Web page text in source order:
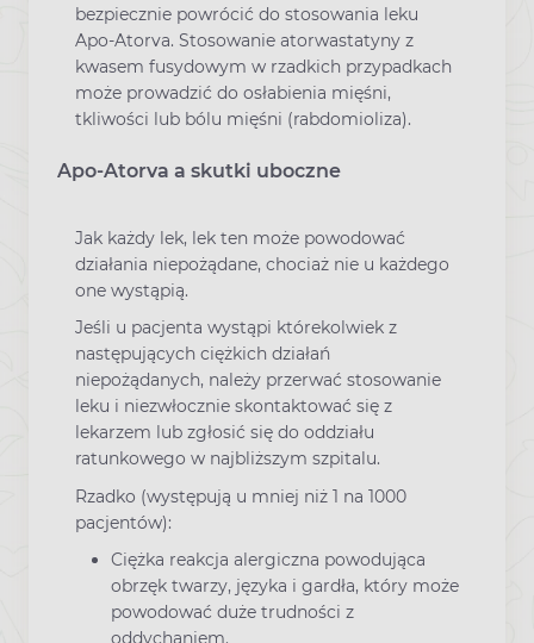
bezpiecznie powrócić do stosowania leku
Apo-Atorva. Stosowanie atorwastatyny z
kwasem fusydowym w rzadkich przypadkach
może prowadzić do osłabienia mięśni,
tkliwości lub bólu mięśni (rabdomioliza).
Apo-Atorva a skutki uboczne
Jak każdy lek, lek ten może powodować
działania niepożądane, chociaż nie u każdego
one wystąpią.
Jeśli u pacjenta wystąpi którekolwiek z
następujących ciężkich działań
niepożądanych, należy przerwać stosowanie
leku i niezwłocznie skontaktować się z
lekarzem lub zgłosić się do oddziału
ratunkowego w najbliższym szpitalu.
Rzadko (występują u mniej niż 1 na 1000
pacjentów):
Ciężka reakcja alergiczna powodująca
obrzęk twarzy, języka i gardła, który może
powodować duże trudności z
oddychaniem.